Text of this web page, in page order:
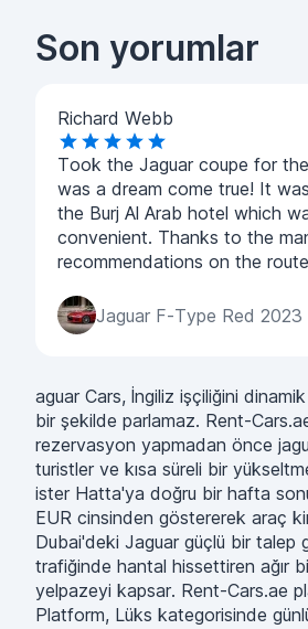
Son yorumlar
Richard Webb
Took the Jaguar coupe for
was a dream come true! It
the Burj Al Arab hotel which
convenient. Thanks to the
recommendations on the
Jaguar F-Type Red 2023
aguar Cars, İngiliz işçiliğini
bir şekilde parlamaz. Rent-
rezervasyon yapmadan önce
turistler ve kısa süreli bir
ister Hatta'ya doğru bir hafta
EUR cinsinden göstererek araç
Dubai'deki Jaguar güçlü bir talep
trafiğinde hantal hissettiren ağır
yelpazeyi kapsar. Rent-Cars.ae
Platform, Lüks kategorisinde